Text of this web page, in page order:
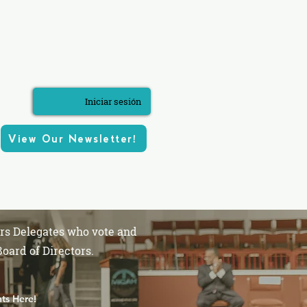
Iniciar sesión
View Our Newsletter!
Delegates who vote and
of Directors.
Here!